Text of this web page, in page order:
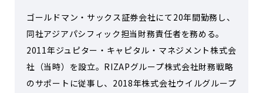
ゴールドマン・サックス証券会社にて20年間勤務し、
同社アジアパシフィック担当財務責任者を務める。
2011年ジュピター・キャピタル・マネジメント株式会
社（当時）を設立。RIZAPグループ株式会社財務戦略
のサポートに従事し、2018年株式会社ウイルグループ